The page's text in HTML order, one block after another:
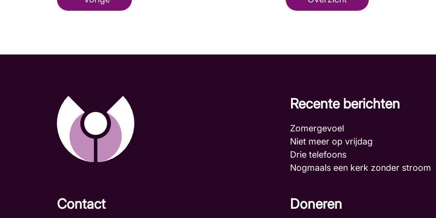
Recente berichten
Zomergevoel
Niet meer op vrijdag
Drie telefoons
Nogmaals een kerk zonder
Contact Doneren